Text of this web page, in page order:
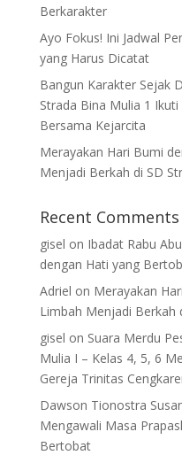
Berkarakter
Ayo Fokus! Ini Jadwal
yang Harus Dicatat
Bangun Karakter Sejak
Strada Bina Mulia 1
Bersama Kejarcita
Merayakan Hari Bumi
Menjadi Berkah di SD
Recent Comments
gisel on Ibadat Rabu
dengan Hati yang
Adriel on Merayakan
Limbah Menjadi Berkah
gisel on Suara Merdu
Mulia I – Kelas 4, 5, 6
Gereja Trinitas
Dawson Tionostra
Mengawali Masa
Bertobat